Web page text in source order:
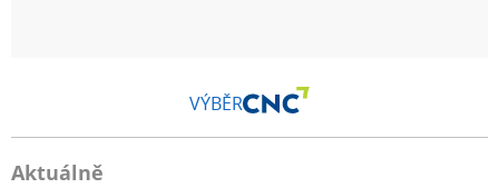
VÝBĚR
Aktuálně